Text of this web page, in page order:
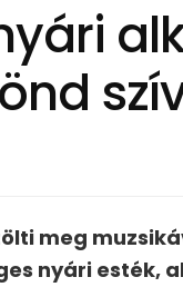
meg
nyári esték,